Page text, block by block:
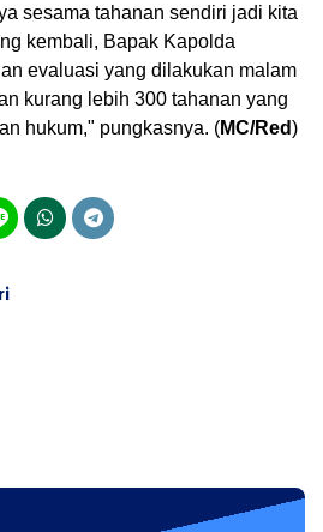
sesama tahanan sendiri jadi kita
kembali, Bapak Kapolda
evaluasi yang dilakukan malam
kurang lebih 300 tahanan yang
hukum," pungkasnya. (MC/Red)